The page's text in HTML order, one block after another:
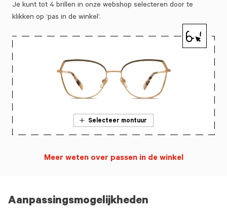
Aanpassingsmogelijkheden
Je kunt tot 4 brillen in onze webshop selecteren door te
klikken op ‘pas in de winkel’.
Selecteer montuur
Meer weten over passen in de winkel